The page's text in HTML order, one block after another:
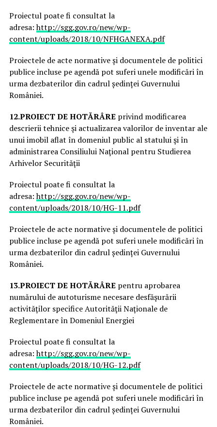
Proiectul poate fi consultat la
adresa:http://sgg.gov.ro/new/wp-
content/uploads/2018/10/NFHGANEXA.pdf
Proiectele de acte normative și documentele de politici
publice incluse pe agendă pot suferi unele modificări în
urma dezbaterilor din cadrul ședinței Guvernului
României.
12.PROIECT DE HOTĂRÂRE privind modificarea
descrierii tehnice şi actualizarea valorilor de inventar ale
unui imobil aflat în domeniul public al statului şi în
administrarea Consiliului Naţional pentru Studierea
Arhivelor Securităţii
Proiectul poate fi consultat la
adresa:http://sgg.gov.ro/new/wp-
content/uploads/2018/10/HG-11.pdf
Proiectele de acte normative și documentele de politici
publice incluse pe agendă pot suferi unele modificări în
urma dezbaterilor din cadrul ședinței Guvernului
României.
13.PROIECT DE HOTĂRÂRE pentru aprobarea
numărului de autoturisme necesare desfăşurării
activităţilor specifice Autorităţii Naţionale de
Reglementare în Domeniul Energiei
Proiectul poate fi consultat la
adresa:http://sgg.gov.ro/new/wp-
content/uploads/2018/10/HG-12.pdf
Proiectele de acte normative și documentele de politici
publice incluse pe agendă pot suferi unele modificări în
urma dezbaterilor din cadrul ședinței Guvernului
României.